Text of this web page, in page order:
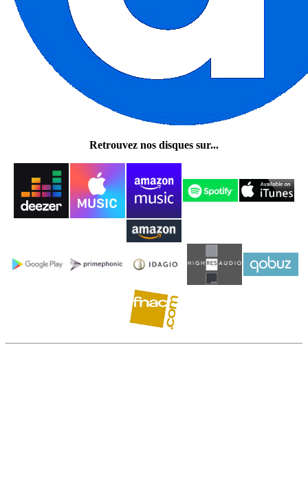
Retrouvez nos disques sur...